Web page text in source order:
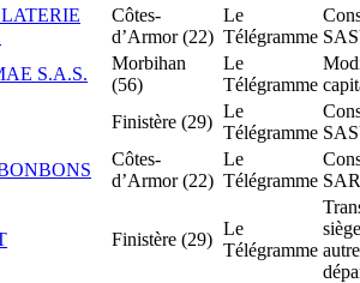
Côtes-
d’Armor (22)
Le
Télégramme
S.A.S.
Morbihan
(56)
Le
Télégramme
Finistère (29)
Le
Télégramme
Côtes-
d’Armor (22)
Le
Télégramme
Finistère (29)
Le
Télégramme autre